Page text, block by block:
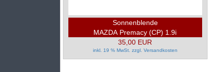
Sonnenblende
MAZDA Premacy (CP) 1.9i
35,00 EUR
inkl. 19 % MwSt. zzgl. Versandkosten